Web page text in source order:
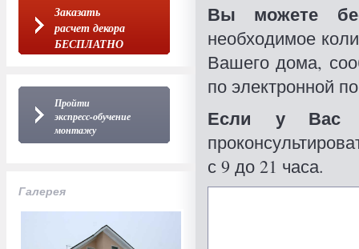
Заказать
расчет декора
БЕСПЛАТНО
Пройти
экспресс-обучение
монтажу
Галерея
Вы можете
необходимое
Вашего дома,
по электронной
Если у Вас
с 9 до 21 часа.